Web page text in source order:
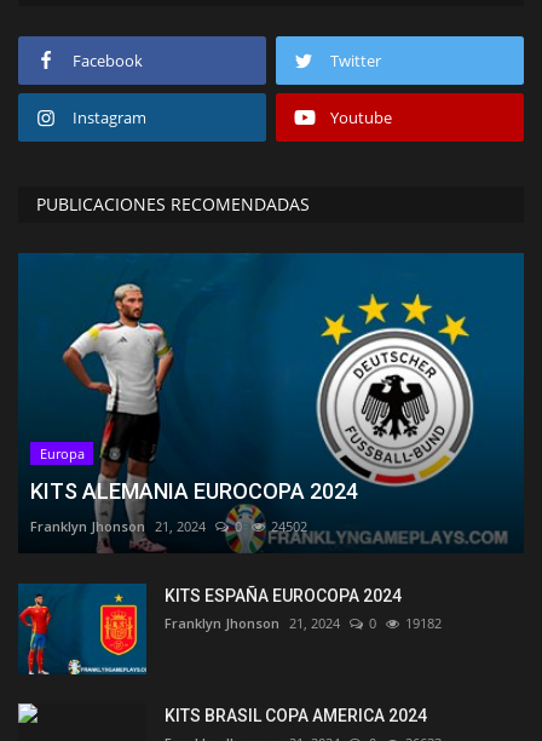
Facebook Twitter
Instagram Youtube
PUBLICACIONES RECOMENDADAS
Europa
KITS ALEMANIA EUROCOPA 2024
Franklyn Jhonson 21, 2024 0 24502
KITS ESPAÑA EUROCOPA 2024
Franklyn Jhonson 21, 2024 0 19182
KITS BRASIL COPA AMERICA 2024